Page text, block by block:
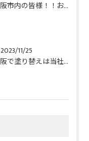
大阪市内の皆様！！お家の雨漏りでお悩みならツズエ建創にお任せください！！
2023/11/25
大阪で塗り替えは当社にお任せください